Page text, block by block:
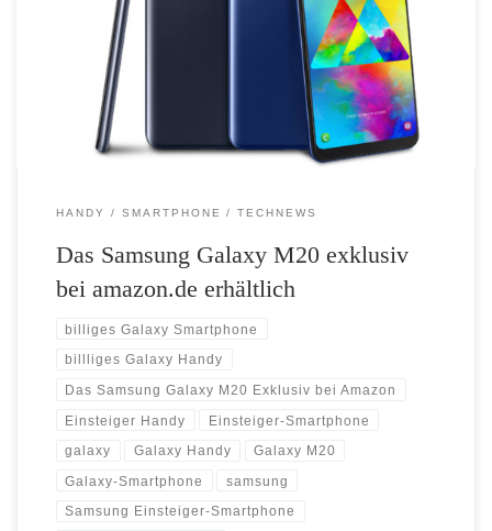
ein neues Einsteiger-Smartphone mit einem überzeugenden Preis-
Leistungs-Verhältnis nach Deutschland. Das Smartphone eignet sich
besonders für Nutzer, die ein leistungsstarkes Einstiegsgerät mit
ausdauerndem Akku und guter Kamera suchen. Der 64 […]
HANDY SMARTPHONE TECHNEWS
Das Samsung Galaxy M20 exklusiv
bei amazon.de erhältlich
billiges Galaxy Smartphone
billliges Galaxy Handy
Das Samsung Galaxy M20 Exklusiv bei Amazon
Einsteiger Handy Einsteiger-Smartphone
galaxy Galaxy Handy Galaxy M20
Galaxy-Smartphone samsung
Samsung Einsteiger-Smartphone